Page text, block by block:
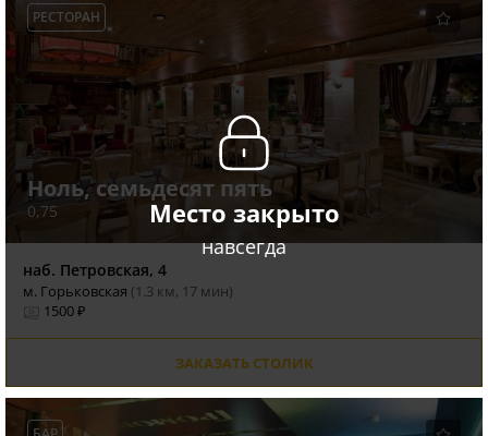
Место закрыто
навсегда
РЕСТОРАН
Ноль, семьдесят пять
0,75
наб. Петровская, 4
м. Горьковская (1.3 км, 17 мин)
1500 ₽
ЗАКАЗАТЬ СТОЛИК